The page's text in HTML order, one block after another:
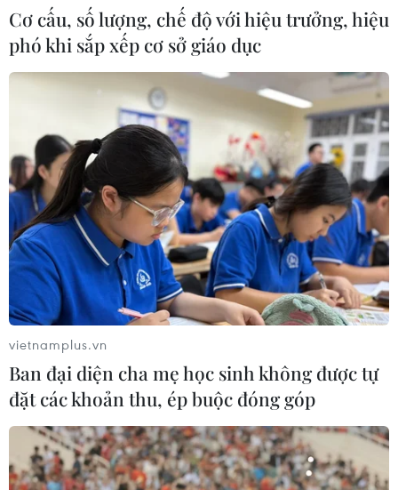
Cơ cấu, số lượng, chế độ với hiệu trưởng, hiệu
phó khi sắp xếp cơ sở giáo dục
vietnamplus.vn
Ban đại diện cha mẹ học sinh không được tự
đặt các khoản thu, ép buộc đóng góp